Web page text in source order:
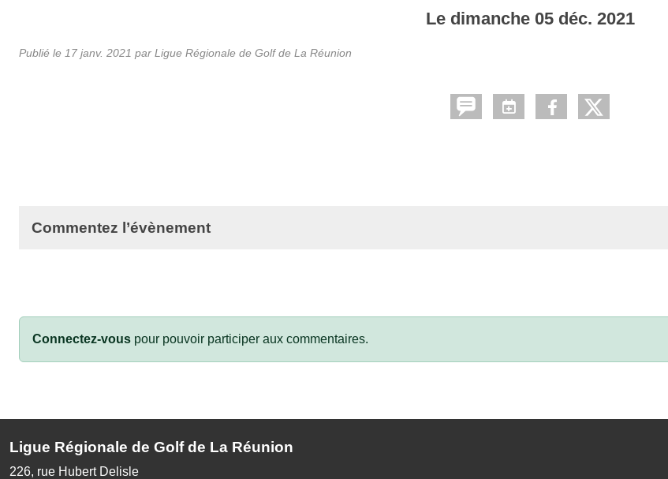
Le dimanche 05 déc. 2021
Publié le 17 janv. 2021 par Ligue Régionale de Golf de La Réunion
Commentez l’évènement
Connectez-vous pour pouvoir participer aux commentaires.
Ligue Régionale de Golf de La Réunion
226, rue Hubert Delisle